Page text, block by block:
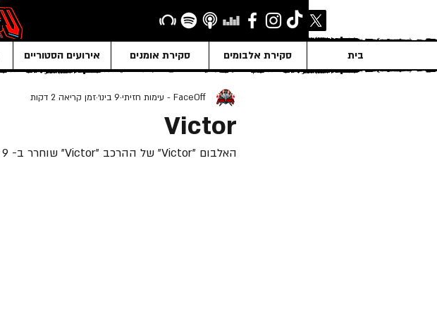
בית סקירת אלבומים סקירת אומנים אירועים הסטוריים
Victor
FaceOff - עימות חזיתי 9 בינו׳ זמן קריאה 2 דקות
האלבום "Victor" של ההרכב "Victor" שוחרר ב- 9 לינואר 1996.